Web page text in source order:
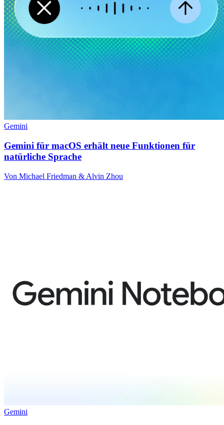
Gemini
Gemini für macOS erhält neue Funktionen für
natürliche Sprache
Von Michael Friedman & Alvin Zhou
Gemini